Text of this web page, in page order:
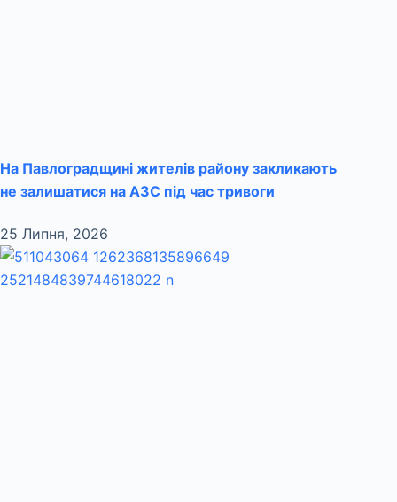
На Павлоградщині жителів району закликають
не залишатися на АЗС під час тривоги
25 Липня, 2026